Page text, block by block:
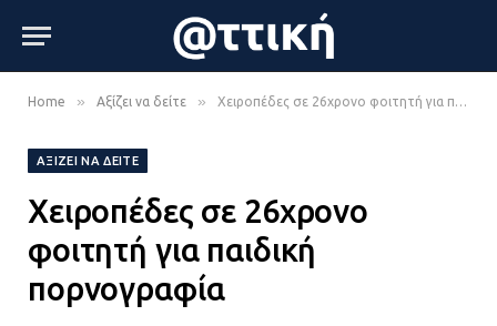
Home » Αξίζει να δείτε » Χειροπέδες σε 26χρονο φοιτητή για παιδική πορνογραφία
ΑΞΊΖΕΙ ΝΑ ΔΕΊΤΕ
Χειροπέδες σε 26χρονο
φοιτητή για παιδική
πορνογραφία